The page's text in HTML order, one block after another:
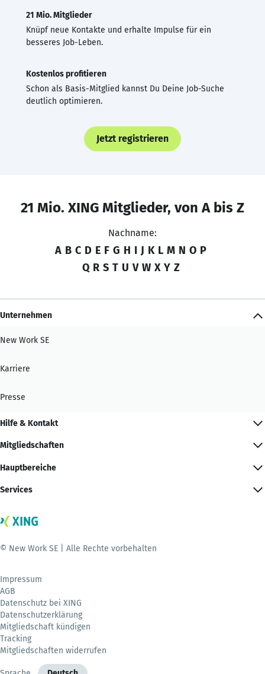
21 Mio. Mitglieder
Knüpf neue Kontakte und erhalte Impulse für ein
besseres Job-Leben.
Kostenlos profitieren
Schon als Basis-Mitglied kannst Du Deine Job-Suche
deutlich optimieren.
Jetzt registrieren
21 Mio. XING Mitglieder, von A bis Z
Nachname:
A B C D E F G H I J K L M N O P
Q R S T U V W X Y Z
Unternehmen
New Work SE
Karriere
Presse
Hilfe & Kontakt
Mitgliedschaften
Hauptbereiche
Services
© New Work SE | Alle Rechte vorbehalten
Impressum
AGB
Datenschutz bei XING
Datenschutzerklärung
Mitgliedschaft kündigen
Tracking
Mitgliedschaften widerrufen